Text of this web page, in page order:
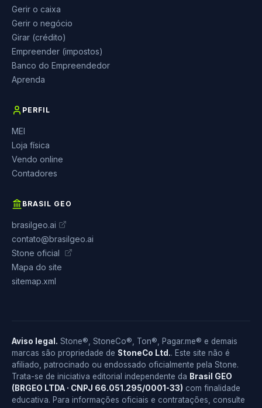
Gerir o caixa
Gerir o negócio
Girar (crédito)
Empreender (impostos)
Banco do Empreendedor
Aprenda
PERFIL
MEI
Loja física
Vendo online
Contadores
BRASIL GEO
brasilgeo.ai
contato@brasilgeo.ai
Stone oficial
Mapa do site
sitemap.xml
Aviso legal. Stone®, StoneCo®, Ton®, Pagar.me® e demais
marcas são propriedade de StoneCo Ltd.. Este site não é
afiliado, patrocinado ou endossado oficialmente pela Stone.
Trata-se de iniciativa editorial independente da Brasil GEO
(BRGEO LTDA · CNPJ 66.051.295/0001-33) com finalidade
educativa. Para informações oficiais e contratações, consulte